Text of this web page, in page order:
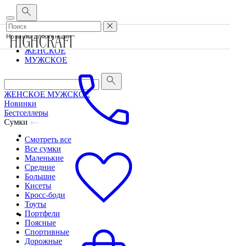
Корпоративным клиентам • О бренде
ЖЕНСКОЕ
МУЖСКОЕ
ЖЕНСКОЕ МУЖСКОЕ
Новинки
Бестселлеры
Сумки
Смотреть все
Все сумки
Маленькие
Средние
Большие
Кисеты
Кросс-боди
Тоуты
Портфели
Поясные
Спортивные
Дорожные
Новинки для женщин